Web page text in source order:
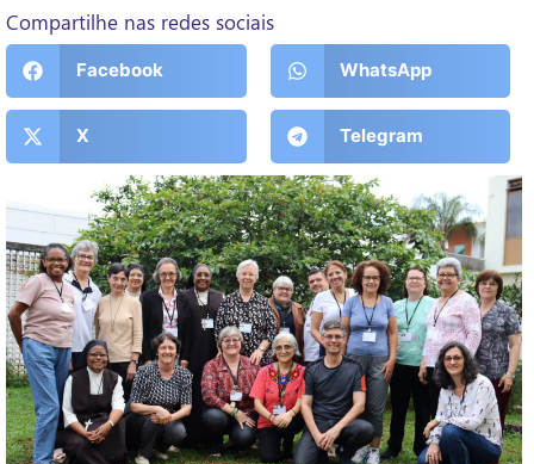
Compartilhe nas redes sociais
Facebook WhatsApp
X Telegram